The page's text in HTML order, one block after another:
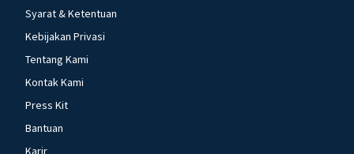
Syarat & Ketentuan
Kebijakan Privasi
Tentang Kami
Kontak Kami
Press Kit
Bantuan
Karir